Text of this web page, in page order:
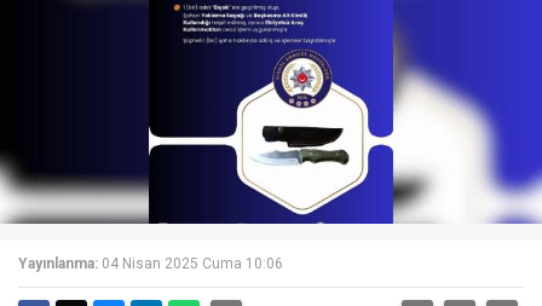
Yayınlanma: 04 Nisan 2025 Cuma 10:06